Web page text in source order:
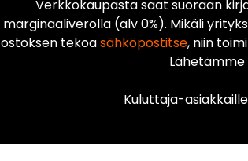
Verkkokaupasta saat suoraan
marginaaliverolla (alv 0%). Mikäli
ostoksen tekoasähköpostitse, niin
Kuluttaja-